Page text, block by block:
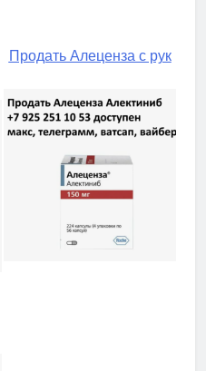
Продать Алеценза с рук